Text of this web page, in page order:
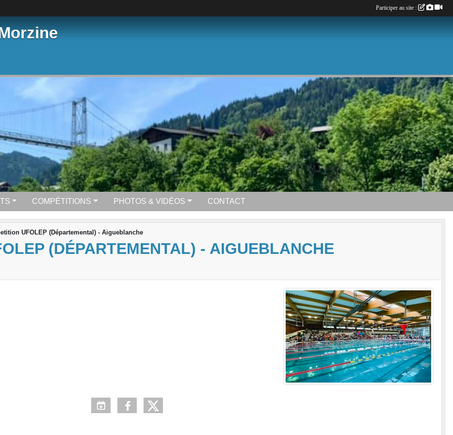
COMPÉTITIONS PHOTOS & VIDÉOS CONTACT
UFOLEP (Départemental) - Aigueblanche
(DÉPARTEMENTAL) - AIGUEBLANCHE
Participer au site :